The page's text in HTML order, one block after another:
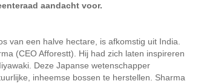
aandacht voor.
van een halve hectare, is afkomstig uit India.
(CEO Afforestt). Hij had zich laten inspireren
Deze Japanse wetenschapper
inheemse bossen te herstellen. Sharma